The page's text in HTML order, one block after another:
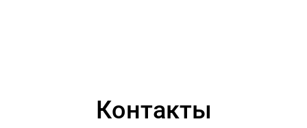
Контакты